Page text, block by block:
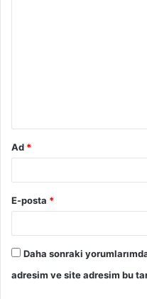
Ad *
E-posta *
Daha sonraki
adresim ve site adresim bu